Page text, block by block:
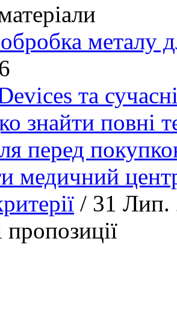
металу
та
знайти повні
перед
медичний
/ 31 Лип.